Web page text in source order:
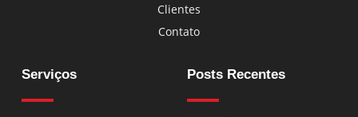
Clientes
Contato
Serviços Posts Recentes